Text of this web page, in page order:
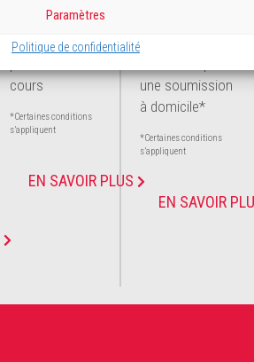
Paramètres
Politique de confidentialité
TION
Découvrez nos
cours
*Certaines conditions
s’appliquent
EN SAVOIR PLUS
une soumission
à domicile*
*Certaines conditions
s’appliquent
EN SAVOIR